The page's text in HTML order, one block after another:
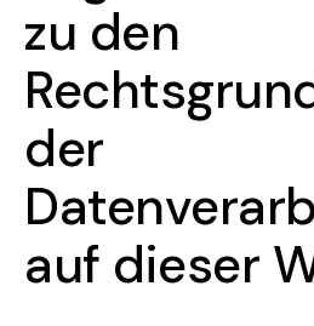
zu den
der
auf dieser